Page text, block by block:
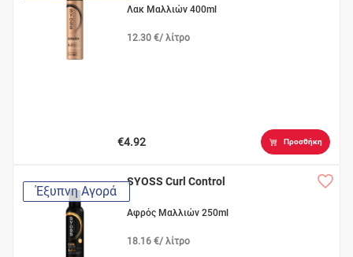
Λακ Μαλλιών 400ml
12.30 €/ λίτρο
€4.92 Προσθήκη
Έξυπνη Αγορά
SYOSS Curl Control
Αφρός Μαλλιών 250ml
18.16 €/ λίτρο